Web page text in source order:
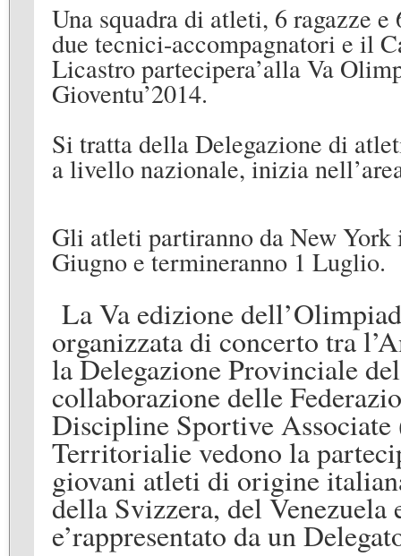
Una squadra di atleti, 6ragazze e
due tecnici-accompagnatori e il
Licastropartecipera’alla Va
Gioventu’2014.
Si tratta della Delegazione di
a livello nazionale, inizia nell’
Gli atleti partiranno da New
Giugno e termineranno 1 Luglio.
La Vaedizione dell’
organizzata di concerto tra l’
la Delegazione Provinciale
collaborazione delle
Discipline Sportive
Territorialie vedono la pa
giovani atleti di origine
della Svizzera, del
e’rappresentato da un